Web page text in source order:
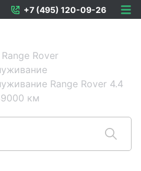
+7 (495) 120-09-26
Range Rover
Range Rover 4.4
км